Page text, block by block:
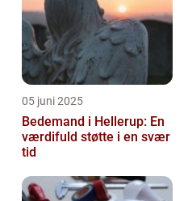
05 juni 2025
Bedemand i Hellerup: En
værdifuld støtte i en svær
tid